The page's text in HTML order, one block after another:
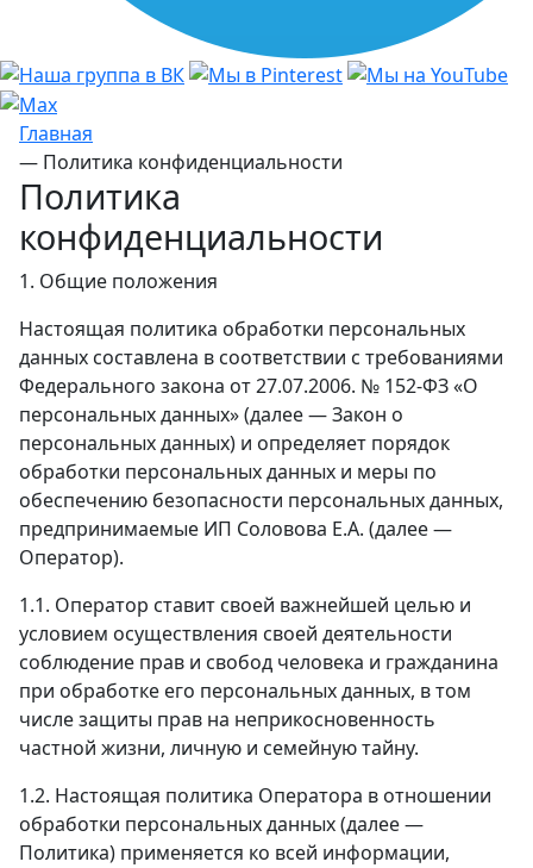
Главная
— Политика конфиденциальности
Политика
конфиденциальности
1. Общие положения
Настоящая политика обработки персональных
данных составлена в соответствии с требованиями
Федерального закона от 27.07.2006. № 152-ФЗ «О
персональных данных» (далее — Закон о
персональных данных) и определяет порядок
обработки персональных данных и меры по
обеспечению безопасности персональных данных,
предпринимаемые ИП Соловова Е.А. (далее —
Оператор).
1.1. Оператор ставит своей важнейшей целью и
условием осуществления своей деятельности
соблюдение прав и свобод человека и гражданина
при обработке его персональных данных, в том
числе защиты прав на неприкосновенность
частной жизни, личную и семейную тайну.
1.2. Настоящая политика Оператора в отношении
обработки персональных данных (далее —
Политика) применяется ко всей информации,